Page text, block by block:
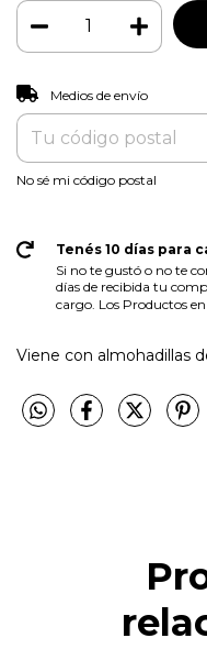
Entregas para el CP:
Medios de envío
No sé mi código postal
Tenés 10 días para
Si no te gustó o no te
días de recibida tu
cargo. Los Productos
Viene con almohadillas